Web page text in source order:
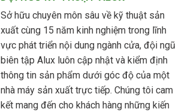
Sở hữu chuyên môn sâu về kỹ thuật sản
xuất cùng 15 năm kinh nghiệm trong lĩnh
vực phát triển nội dung ngành cửa, đội ngũ
biên tập Alux luôn cập nhật và kiểm định
thông tin sản phẩm dưới góc độ của một
nhà máy sản xuất trực tiếp. Chúng tôi cam
kết mang đến cho khách hàng những kiến